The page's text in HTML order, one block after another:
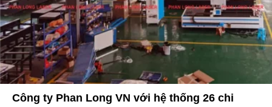
Công ty Phan Long VN với hệ thống 26 chi